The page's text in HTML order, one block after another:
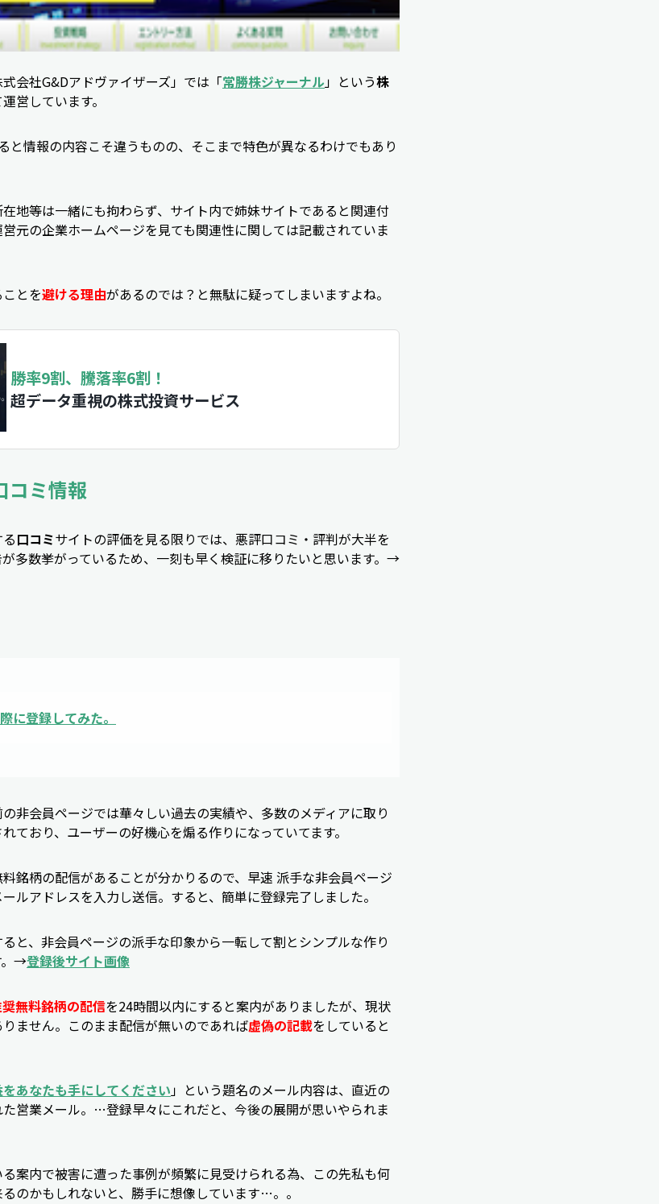
会社G&Dアドヴァイザーズ」では「常勝株ジャーナル」という株
営しています。
と情報の内容こそ違うものの、そこまで特色が異なるわけでもあり
地等は一緒にも拘わらず、サイト内で姉妹サイトであると関連付
元の企業ホームページを見ても関連性に関しては記載されていま
とを避ける理由があるのでは？と無駄に疑ってしまいますよね。
勝率9割、騰落率6割！
超データ重視の株式投資サービス
コミ情報
口コミサイトの評価を見る限りでは、悪評口コミ・評判が大半を
多数挙がっているため、一刻も早く検証に移りたいと思います。→
に登録してみた。
の非会員ページでは華々しい過去の実績や、多数のメディアに取り
ており、ユーザーの好機心を煽る作りになっていてます。
銘柄の配信があることが分かりるので、早速 派手な非会員ページ
ルアドレスを入力し送信。すると、簡単に登録完了しました。
と、非会員ページの派手な印象から一転して割とシンプルな作り
。→登録後サイト画像
無料銘柄の配信を24時間以内にすると案内がありましたが、現状
ません。このまま配信が無いのであれば虚偽の記載をしていると
あなたも手にしてください 」という題名のメール内容は、直近の
営業メール。…登録早々にこれだと、今後の展開が思いやられま
案内で被害に遭った事例が頻繁に見受けられる為、この先私も何
のかもしれないと、勝手に想像しています…。。